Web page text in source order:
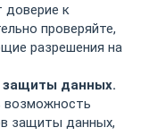
доверие к
проверяйте,
разрешения на
защиты данных.
возможность
защиты данных,